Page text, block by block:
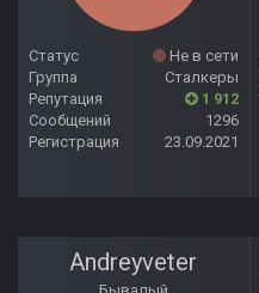
Статус
Не в сети
Группа
Сталкеры
Репутация
1 912
Сообщений
1296
Регистрация
23.09.2021
Andreyveter